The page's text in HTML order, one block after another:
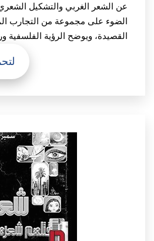
عن الشعر الغربي والتشكيل
الضوء على مجموعة من التجارب
القصيدة، ويوضح الرؤية الفلسفية